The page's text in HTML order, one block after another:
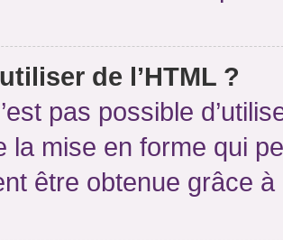
de l’HTML ?
pas possible
la mise en forme qui
être obtenue grâce à